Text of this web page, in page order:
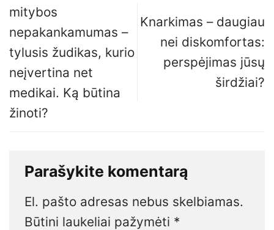
mitybos
nepakankamumas –
tylusis žudikas, kurio
neįvertina net
medikai. Ką būtina
žinoti?
Knarkimas – daugiau
nei diskomfortas:
perspėjimas jūsų
širdžiai?
Parašykite komentarą
El. pašto adresas nebus skelbiamas.
Būtini laukeliai pažymėti *